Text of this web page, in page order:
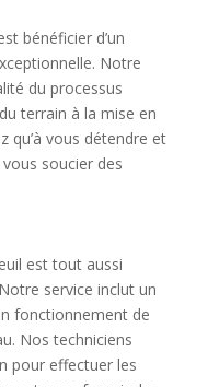
bénéficier d’un
Notre
du processus
terrain à la mise en
qu’à vous détendre et
soucier des
est tout aussi
service inclut un
fonctionnement de
Nos techniciens
pour effectuer les